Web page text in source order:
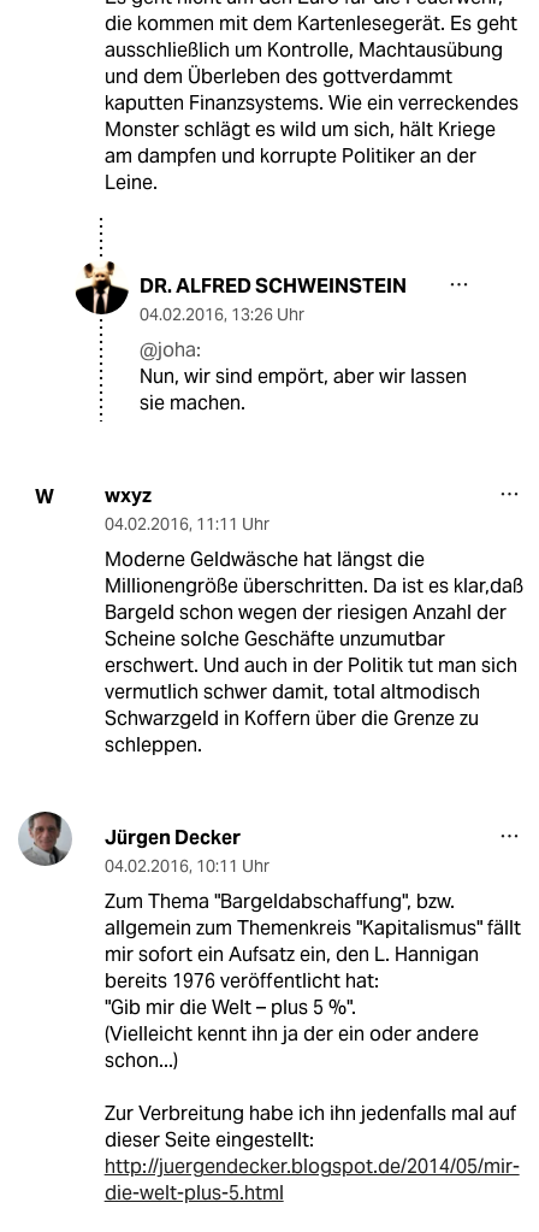
die kommen mit dem Kartenlesegerät. Es geht
ausschließlich um Kontrolle, Machtausübung
und dem Überleben des gottverdammt
kaputten Finanzsystems. Wie ein verreckendes
Monster schlägt es wild um sich, hält Kriege
am dampfen und korrupte Politiker an der
Leine.
DR. ALFRED SCHWEINSTEIN
04.02.2016, 13:26 Uhr
@joha:
Nun, wir sind empört, aber wir lassen
sie machen.
W wxyz
04.02.2016, 11:11 Uhr
Moderne Geldwäsche hat längst die
Millionengröße überschritten. Da ist es klar,daß
Bargeld schon wegen der riesigen Anzahl der
Scheine solche Geschäfte unzumutbar
erschwert. Und auch in der Politik tut man sich
vermutlich schwer damit, total altmodisch
Schwarzgeld in Koffern über die Grenze zu
schleppen.
Jürgen Decker
04.02.2016, 10:11 Uhr
Zum Thema "Bargeldabschaffung", bzw.
allgemein zum Themenkreis "Kapitalismus" fällt
mir sofort ein Aufsatz ein, den L. Hannigan
bereits 1976 veröffentlicht hat:
"Gib mir die Welt – plus 5 %".
(Vielleicht kennt ihn ja der ein oder andere
schon...)
Zur Verbreitung habe ich ihn jedenfalls mal auf
dieser Seite eingestellt:
http://juergendecker.blogspot.de/2014/05/mir-
die-welt-plus-5.html